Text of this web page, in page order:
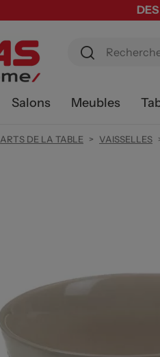
Salons Meubles
ARTS DE LA TABLE VAISSELLES